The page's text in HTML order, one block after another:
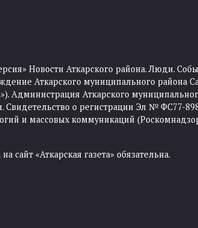
Новости Аткарского района. Люди.
Аткарского муниципального района
Администрация Аткарского
о регистрации Эл № ФС77-
и массовых коммуникаций
сайт «Аткарская газета» обязательна.